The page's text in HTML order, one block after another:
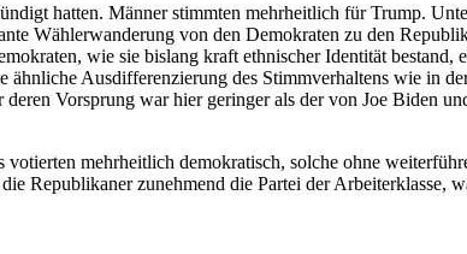
hat­ten. Männer stimmten mehrheitlich für Trump.
Wählerwanderung von den Demokraten zu den
wie sie bislang kraft ethnischer Identität bestand,
Ausdifferenzierung des Stimmverhaltens wie in
Vor­sprung war hier geringer als der von Joe Biden
mehrheitlich demokratisch, sol­che ohne
Republikaner zunehmend die Partei der Arbeiter­klasse,